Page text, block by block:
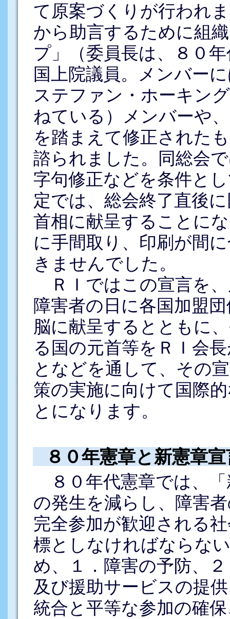
て原案づくりが行われ
から助言するために組
プ」（委員長は、８０
国上院議員。メンバー
ステファン・ホーキン
ねている）メンバーや
を踏まえて修正された
諮られました。同総会
字句修正などを条件と
定では、総会終了直後
首相に献呈することに
に手間取り、印刷が間
きませんでした。
ＲＩではこの宣言を
障害者の日に各国加盟
脳に献呈するとともに
る国の元首等をＲＩ会
となどを通して、その
策の実施に向けて国際
とになります。
８０年憲章と新憲章
８０年代憲章では、
の発生を減らし、障害
完全参加が歓迎される
標としなければならな
め、１．障害の予防、
及び援助サービスの提
統合と平等な参加の確